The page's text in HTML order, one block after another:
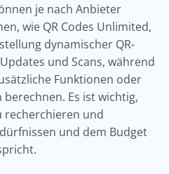
je nach Anbieter
wie QR Codes Unlimited,
dynamischer QR-
und Scans, während
Funktionen oder
Es ist wichtig,
recherchieren und
und dem Budget